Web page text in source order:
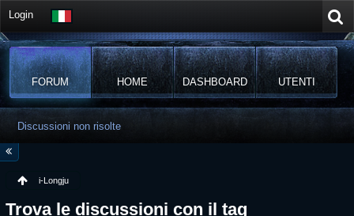
Login
FORUM HOME DASHBOARD UTENTI
Discussioni non risolte
i-Longju
Trova le discussioni con il tag